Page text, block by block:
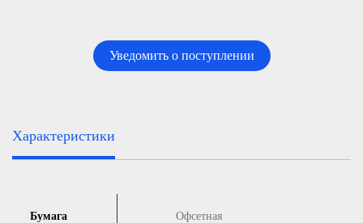
Уведомить о поступлении
Характеристики
Бумага Офсетная